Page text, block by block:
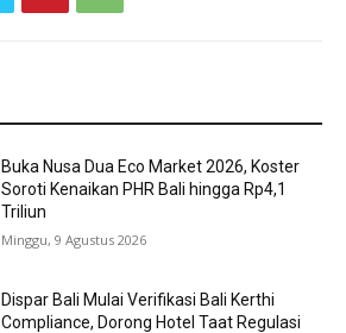
Buka Nusa Dua Eco Market 2026, Koster
Soroti Kenaikan PHR Bali hingga Rp4,1
Triliun
Minggu, 9 Agustus 2026
Dispar Bali Mulai Verifikasi Bali Kerthi
Compliance, Dorong Hotel Taat Regulasi